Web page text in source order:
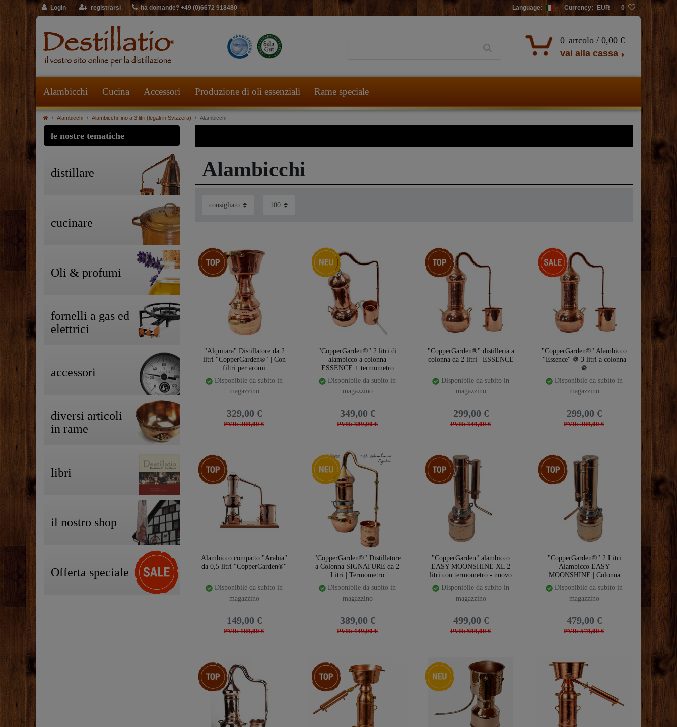
Login registrarsi ha domande? +49 (0)6672 918480 Language: Currency: EUR 0
0 artcolo / 0,00 €
vai alla cassa
Alambicchi Cucina Accessori Produzione di oli essenziali Rame speciale
Alambicchi Alambicchi fino a 3 litri (legali in Svizzera) Alambicchi
le nostre tematiche
distillare
cucinare
Oli & profumi
fornelli a gas ed
elettrici
accessori
diversi articoli
in rame
libri
il nostro shop
Offerta speciale
Alambicchi
Ceres::Template.storeSpecialTop
"Alquitara" Distillatore da 2
litri "CopperGarden®" | Con
filtri per aromi
Disponibile da subito in
magazzino
PVR: 389,00 €
329,00 €
Ceres::Template.storeSpecialNew
"CopperGarden®" 2 litri di
alambicco a colonna
ESSENCE + termometro
Disponibile da subito in
magazzino
PVR: 389,00 €
349,00 €
Ceres::Template.storeSpecialTop
"CopperGarden®" distilleria a
colonna da 2 litri | ESSENCE
Disponibile da subito in
magazzino
PVR: 349,00 €
299,00 €
-23%
"CopperGarden®" Alambicco
"Essence" ❁ 3 litri a colonna
❁
Disponibile da subito in
magazzino
PVR: 389,00 €
299,00 €
Ceres::Template.storeSpecialTop
Alambicco compatto "Arabia"
da 0,5 litri "CopperGarden®"
Disponibile da subito in
magazzino
PVR: 189,00 €
149,00 €
Ceres::Template.storeSpecialNew
"CopperGarden®" Distillatore
a Colonna SIGNATURE da 2
Litri | Termometro
Disponibile da subito in
magazzino
PVR: 449,00 €
389,00 €
Ceres::Template.storeSpecialTop
"CopperGarden" alambicco
EASY MOONSHINE XL 2
litri con termometro - nuovo
modello 2020
Disponibile da subito in
magazzino
PVR: 599,00 €
499,00 €
Ceres::Template.storeSpecialTop
"CopperGarden®" 2 Litri
Alambicco EASY
MOONSHINE | Colonna
Aroma XL
Disponibile da subito in
magazzino
PVR: 579,00 €
479,00 €
Ceres::Template.storeSpecialTop Ceres::Template.storeSpecialTop Ceres::Template.storeSpecialNew